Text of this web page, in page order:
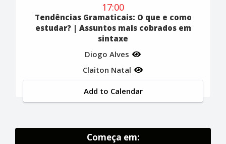
17:00
Tendências Gramaticais: O que e como
estudar? | Assuntos mais cobrados em
sintaxe
Diogo Alves
Claiton Natal
Add to Calendar
Começa em: